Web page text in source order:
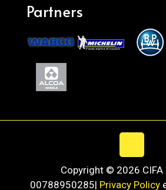
Partners
Copyright © 2026 CIFA
00788950285| Privacy Policy